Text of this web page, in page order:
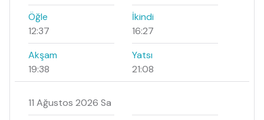
Öğle
12:37
İkindi
16:27
Akşam
19:38
Yatsı
21:08
11 Ağustos 2026 Sa